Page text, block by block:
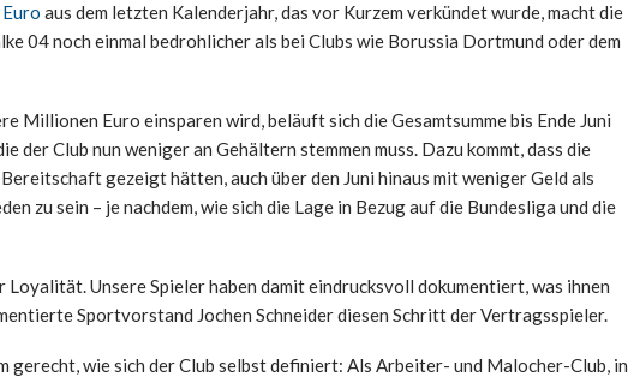
aus dem letzten Kalenderjahr, das vor Kurzem verkündet wurde, macht die
04 noch einmal bedrohlicher als bei Clubs wie Borussia Dortmund oder dem
Millionen Euro einsparen wird, beläuft sich die Gesamtsumme bis Ende Juni
der Club nun weniger an Gehältern stemmen muss. Dazu kommt, dass die
gezeigt hätten, auch über den Juni hinaus mit weniger Geld als
zu sein – je nachdem, wie sich die Lage in Bezug auf die Bundesliga und die
Unsere Spieler haben damit eindrucksvoll dokumentiert, was ihnen
Sportvorstand Jochen Schneider diesen Schritt der Vertragsspieler.
gerecht, wie sich der Club selbst definiert: Als Arbeiter- und Malocher-Club, in